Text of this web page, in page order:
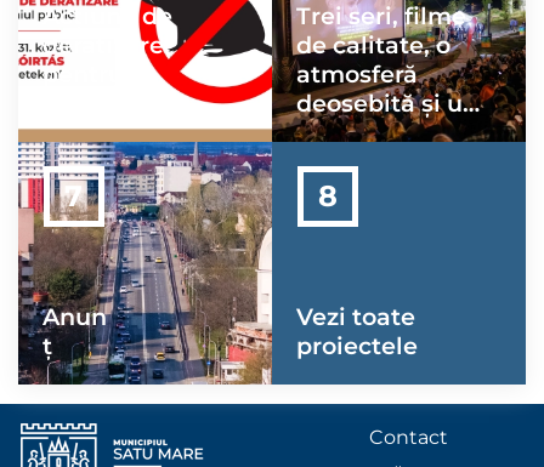
Acțiune de
deratizare
pentru
combaterea
rozătoarelor
Trei seri, filme
de calitate, o
atmosferă
deosebită și un
public minunat
Anun
ț
Vezi toate
proiectele
Contact